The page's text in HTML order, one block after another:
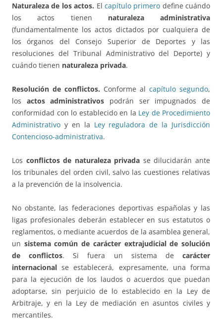
Naturaleza de los actos. El capítulo primero define cuándo
los actos tienen naturaleza administrativa
(fundamentalmente los actos dictados por cualquiera de
los órganos del Consejo Superior de Deportes y las
resoluciones del Tribunal Administrativo del Deporte) y
cuándo tienen naturaleza privada.
Resolución de conflictos. Conforme al capítulo segundo,
los actos administrativos podrán ser impugnados de
conformidad con lo establecido en la Ley de Procedimiento
Administrativo y en la Ley reguladora de la Jurisdicción
Contencioso-administrativa.
Los conflictos de naturaleza privada se dilucidarán ante
los tribunales del orden civil, salvo las cuestiones relativas
a la prevención de la insolvencia.
No obstante, las federaciones deportivas españolas y las
ligas profesionales deberán establecer en sus estatutos o
reglamentos, o mediante acuerdos de la asamblea general,
un sistema común de carácter extrajudicial de solución
de conflictos. Si fuera un sistema decarácter
internacional se establecerá, expresamente, una forma
para la ejecución de los laudos o acuerdos que puedan
adoptarse, sin perjuicio de lo establecido en la Ley de
Arbitraje, y en la Ley de mediación en asuntos civiles y
mercantiles.